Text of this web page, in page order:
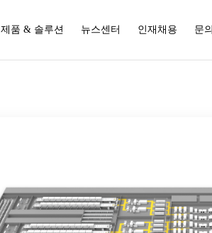
제품 & 솔루션 뉴스센터 인재채용 문의